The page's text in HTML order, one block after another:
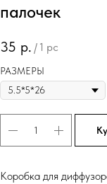
палочек
35 р. / 1 pc
РАЗМЕРЫ
Коробка для